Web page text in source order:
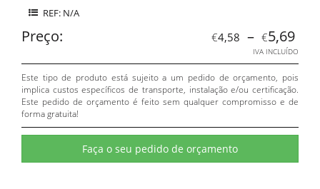
REF: N/A
Preço: €4,58 – €5,69
IVA INCLUÍDO
Este tipo de produto está sujeito a um pedido de orçamento, pois
implica custos específicos de transporte, instalação e/ou certificação.
Este pedido de orçamento é feito sem qualquer compromisso e de
forma gratuita!
Faça o seu pedido de orçamento